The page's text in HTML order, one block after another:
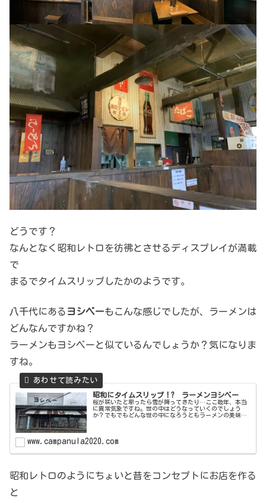
どうです？
なんとなく昭和レトロを彷彿とさせるディスプレイが満載
で
まるでタイムスリップしたかのようです。
八千代にある ヨシベーもこんな感じでしたが、ラーメンは
どんなんですかね？
ラーメンもヨシベーと似ているんでしょうか？気になりま
すね。
昭和にタイムスリップ！? ラーメンヨシベー
桜が咲いたと思ったら雪が降ってきたり…ここ数年、本当
に異常気象ですね。世の中はどうなっていくのでしょう
か？でもでもどんな世の中になろうともラーメンの美味し
www.campanula2020.com
昭和レトロのようにちょいと昔をコンセプトにお店を作る
と